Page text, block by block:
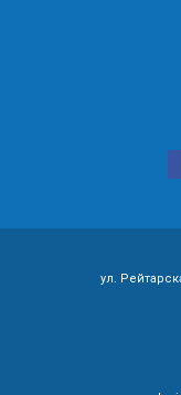
ул.